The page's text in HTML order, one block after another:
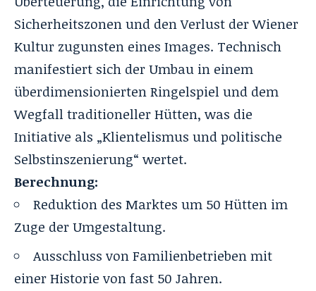
Sicherheitszonen und den Verlust der Wiener
Kultur zugunsten eines Images. Technisch
manifestiert sich der Umbau in einem
überdimensionierten Ringelspiel und dem
Wegfall traditioneller Hütten, was die
Initiative als „Klientelismus und politische
Selbstinszenierung“ wertet.
Berechnung:
Reduktion des Marktes um 50 Hütten im
Zuge der Umgestaltung.
Ausschluss von Familienbetrieben mit
einer Historie von fast 50 Jahren.